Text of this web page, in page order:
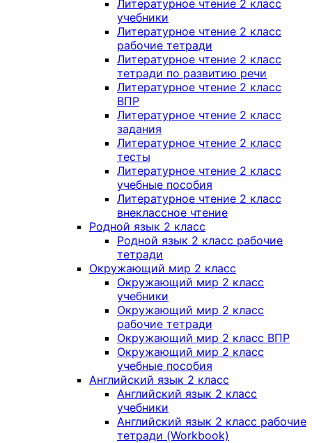
Литературное чтение 2 класс
учебники
Литературное чтение 2 класс
рабочие тетради
Литературное чтение 2 класс
тетради по развитию речи
Литературное чтение 2 класс
ВПР
Литературное чтение 2 класс
задания
Литературное чтение 2 класс
тесты
Литературное чтение 2 класс
учебные пособия
Литературное чтение 2 класс
внеклассное чтение
Родной язык 2 класс
Родной язык 2 класс рабочие
тетради
Окружающий мир 2 класс
Окружающий мир 2 класс
учебники
Окружающий мир 2 класс
рабочие тетради
Окружающий мир 2 класс ВПР
Окружающий мир 2 класс
учебные пособия
Английский язык 2 класс
Английский язык 2 класс
учебники
Английский язык 2 класс рабочие
тетради (Workbook)